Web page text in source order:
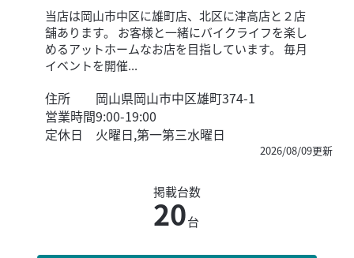
当店は岡山市中区に雄町店、北区に津高店と２店
舗あります。 お客様と一緒にバイクライフを楽し
めるアットホームなお店を目指しています。 毎月
イベントを開催...
住所
岡山県岡山市中区雄町374-1
営業時間9:00-19:00
定休日
火曜日,第一第三水曜日
2026/08/09更新
掲載台数
20台